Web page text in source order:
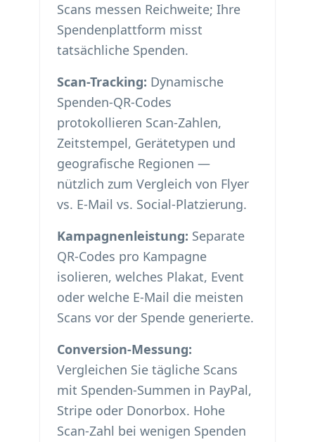
Scans messen Reichweite; Ihre
Spendenplattform misst
tatsächliche Spenden.
Scan-Tracking: Dynamische
Spenden-QR-Codes
protokollieren Scan-Zahlen,
Zeitstempel, Gerätetypen und
geografische Regionen —
nützlich zum Vergleich von Flyer
vs. E-Mail vs. Social-Platzierung.
Kampagnenleistung: Separate
QR-Codes pro Kampagne
isolieren, welches Plakat, Event
oder welche E-Mail die meisten
Scans vor der Spende generierte.
Conversion-Messung:
Vergleichen Sie tägliche Scans
mit Spenden-Summen in PayPal,
Stripe oder Donorbox. Hohe
Scan-Zahl bei wenigen Spenden